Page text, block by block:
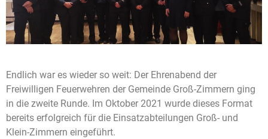
Endlich war es wieder so weit: Der Ehrenabend der
Freiwilligen Feuerwehren der Gemeinde Groß-Zimmern ging
in die zweite Runde. Im Oktober 2021 wurde dieses Format
bereits erfolgreich für die Einsatzabteilungen Groß- und
Klein-Zimmern eingeführt.